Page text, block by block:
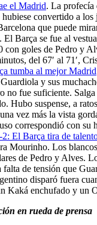
el Madrid. La profecía
hubiese convertido a
que puede
El Barça se fue al
con goles de Pedro y
del 67′ al 71′,
tumba al mejor Madrid
y sus
no fue suficiente.
Hubo suspense, a
vez más la vista
correspondió con su
2: El Barça tira de
Mourinho. Los
de Pedro y Alves.
de tensión que
disparó fuera
Kaká enchufado y
en rueda de prensa